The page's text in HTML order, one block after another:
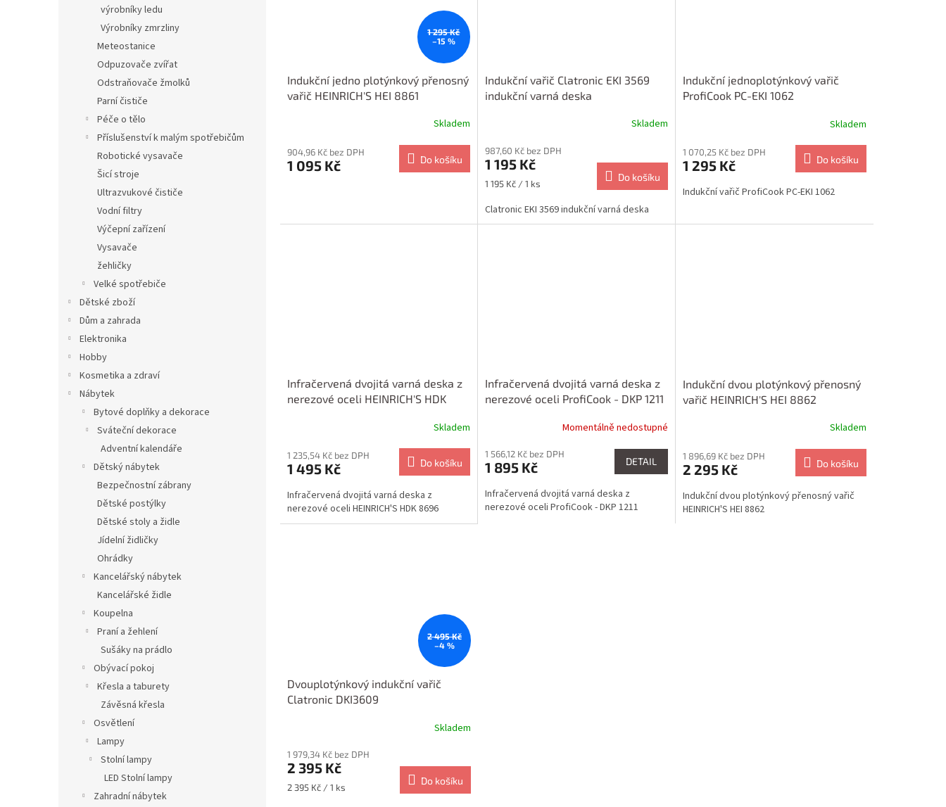
výrobníky ledu
Výrobníky zmrzliny
Meteostanice
Odpuzovače zvířat
Odstraňovače žmolků
Parní čističe
Péče o tělo
Příslušenství k malým spotřebičům
Robotické vysavače
Šicí stroje
Ultrazvukové čističe
Vodní filtry
Výčepní zařízení
Vysavače
žehličky
Velké spotřebiče
Dětské zboží
Dům a zahrada
Elektronika
Hobby
Kosmetika a zdraví
Nábytek
Bytové doplňky a dekorace
Sváteční dekorace
Adventní kalendáře
Dětský nábytek
Bezpečnostní zábrany
Dětské postýlky
Dětské stoly a židle
Jídelní židličky
Ohrádky
Kancelářský nábytek
Kancelářské židle
Koupelna
Praní a žehlení
Sušáky na prádlo
Obývací pokoj
Křesla a taburety
Závěsná křesla
Osvětlení
Lampy
Stolní lampy
LED Stolní lampy
Zahradní nábytek
1 295 Kč
–15 %
Indukční jedno plotýnkový přenosný
vařič HEINRICH'S HEI 8861
Skladem
904,96 Kč bez DPH
1 095 Kč Do košíku
Indukční vařič Clatronic EKI 3569
indukční varná deska
Skladem
987,60 Kč bez DPH
1 195 Kč
Měrná
1 195 Kč / 1 ks
Do košíku
Clatronic EKI 3569 indukční varná deska
Indukční jednoplotýnkový vařič
ProfiCook PC-EKI 1062
Skladem
1 070,25 Kč bez DPH
1 295 Kč Do košíku
Indukční vařič ProfiCook PC-EKI 1062
Infračervená dvojitá varná deska z
nerezové oceli HEINRICH'S HDK
Skladem
1 235,54 Kč bez DPH
1 495 Kč Do košíku
Infračervená dvojitá varná deska z
nerezové oceli HEINRICH'S HDK 8696
Infračervená dvojitá varná deska z
nerezové oceli ProfiCook - DKP 1211
Momentálně nedostupné
1 566,12 Kč bez DPH
1 895 Kč DETAIL
Infračervená dvojitá varná deska z
nerezové oceli ProfiCook - DKP 1211
Indukční dvou plotýnkový přenosný
vařič HEINRICH'S HEI 8862
Skladem
1 896,69 Kč bez DPH
2 295 Kč Do košíku
Indukční dvou plotýnkový přenosný vařič
HEINRICH'S HEI 8862
2 495 Kč
–4 %
Dvouplotýnkový indukční vařič
Clatronic DKI3609
Skladem
1 979,34 Kč bez DPH
2 395 Kč
Měrná
2 395 Kč / 1 ks
Do košíku